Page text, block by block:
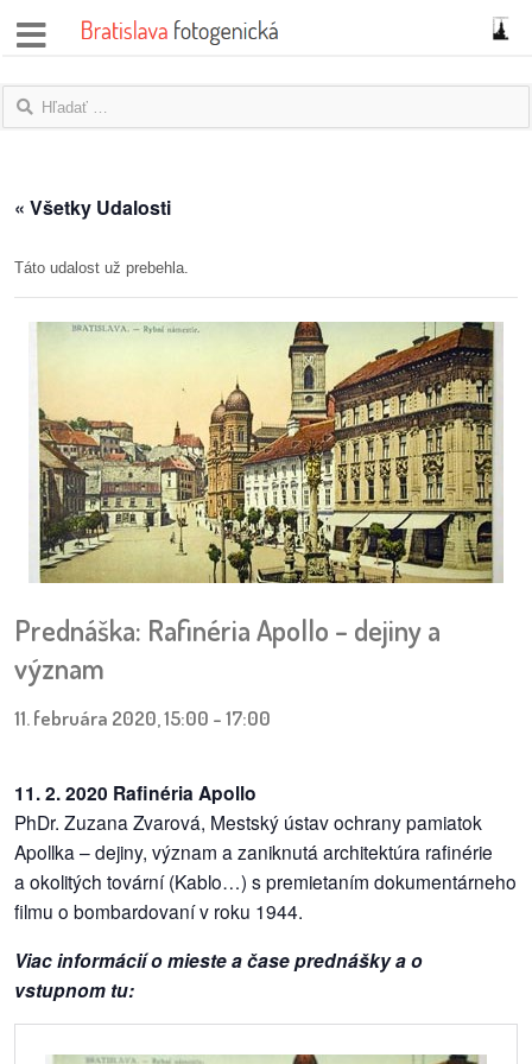
správy
názory
blogy
protesty
granty
pozvánky
kalendár
zákony
kauzy
konania
konania
konania
« Všetky Udalosti
Táto udalost už prebehla.
Prednáška: Rafinéria Apollo – dejiny a
význam
11. februára 2020, 15:00 -17:00
11. 2. 2020 Rafinéria Apollo
PhDr. Zuzana Zvarová, Mestský ústav ochrany pamiatok
Apollka – dejiny, význam a zaniknutá architektúra rafinérie
a okolitých tovární (Kablo…) s premietaním dokumentárneho
filmu o bombardovaní v roku 1944.
Viac informácií o mieste a čase prednášky a o
vstupnom tu: